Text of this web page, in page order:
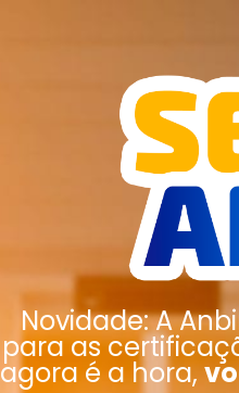
Novidade: A
para as
agora é a hora,